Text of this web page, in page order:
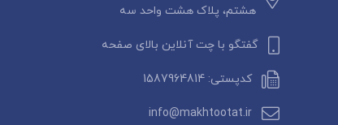
هشتم، پلاک هشت واحد سه
گفتگو با چت آنلاین بالای صفحه
کدپستی: 1587964814
info@makhtootat.ir